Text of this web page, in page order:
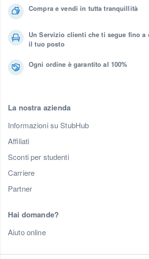
Compra e vendi in tutta tranquillità
Un Servizio clienti che ti segue fino a
il tuo posto
Ogni ordine è garantito al 100%
La nostra azienda
Informazioni su StubHub
Affiliati
Sconti per studenti
Carriere
Partner
Hai domande?
Aiuto online